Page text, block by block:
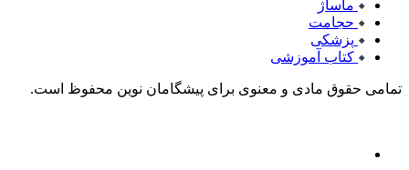
ماساژ
حجامت
پزشکی
کتاب آموزشی
تمامی حقوق مادی و معنوی برای پیشگامان نوین محفوظ است.